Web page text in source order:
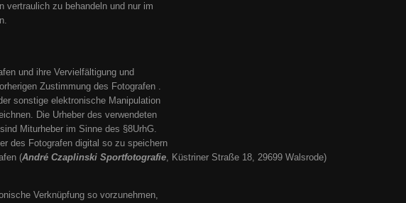
vertraulich zu behandeln und nur im
und ihre Vervielfältigung und
Zustimmung des Fotografen .
sonstige elektronische Manipulation
Die Urheber des verwendeten
Miturheber im Sinne des §8UrhG.
des Fotografen digital so zu speichern
(André Czaplinski Sportfotografie, Küstriner Straße 18, 29699 Walsrode)
Verknüpfung so vorzunehmen,